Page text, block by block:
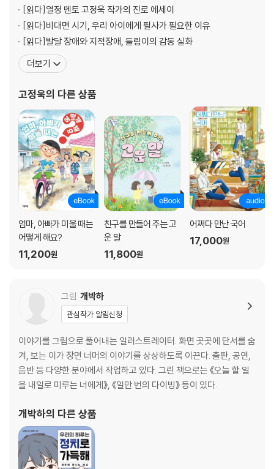
휴식은 지친 몸과 마음을 회복시키는 시간이야. 바쁘게 달려온 시간 속에
서 잠시 멈춰 숨을 고르며 에너지를 충전해. 멈춤처럼 보이지만, 사실은 창
의적인 생각이 싹트는 중요한 순간이야. 머리를 비우고 한 걸음 물러나 있
을 때, 문제의 해법이나 새로운 아이디어가 떠오르기도 하거든. 그래서 ‘멈
춤’도 아주 좋은 ‘행동’인 거야.
[읽다]열정 멘토 고정욱 작가의 진로 에세이
[읽다]비대면 시기, 우리 아이에게 필사가 필요한 이유
[읽다]발달 장애와 지적장애, 들림이의 감동 실화
더보기
고정욱의 다른 상품
엄마, 아빠가 미울 때는
어떻게 해요?
11,200원
친구를 만들어 주는 고
운 말
11,800원
어쩌다 만난 국어
17,000원
그림 개박하
관심작가 알림신청
이야기를 그림으로 풀어내는 일러스트레이터. 화면 곳곳에 단서를 숨
겨, 보는 이가 장면 너머의 이야기를 상상하도록 이끈다. 출판, 공연,
음반 등 다양한 분야에서 작업하고 있다. 그린 책으로는 《오늘 할 일
을 내일로 미루는 너에게》, 《일만 번의 다이빙》 등이 있다.
개박하의 다른 상품